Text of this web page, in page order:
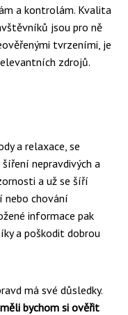
a kontrolám. Kvalita
jsou pro ně
tvrzeními, je
zdrojů.
a relaxace, se
nepravdivých a
a už se šíří
nebo chování
informace pak
a poškodit dobrou
má své důsledky.
bychom si ověřit